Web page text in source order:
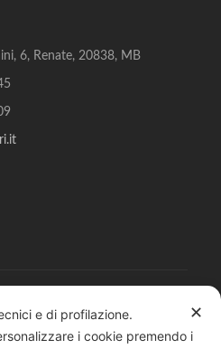
6, Renate, 20838, MB
✕
e di profilazione.
i cookie premendo i